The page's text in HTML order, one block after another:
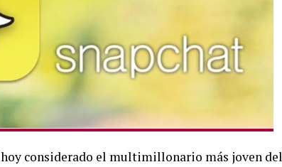
hoy considerado el multimillonario más joven del